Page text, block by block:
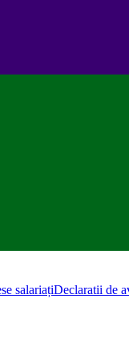
salariațiDeclaratii de